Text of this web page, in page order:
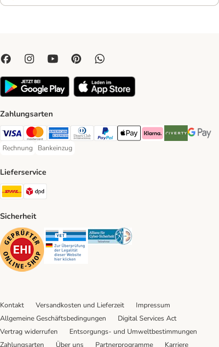
Zahlungsarten
Visa Payment Method
Mastercard Payment Method
American Express Payment Method
Diners Club Payment Method
PayPal Payment Method
Apple Pay Payment Method
Klarna Payment Method
Riverty Payment
Google
Rechnung
Rechnung Payment Method
Bankeinzug
Bankeinzug Payment Method
Lieferservice
DHL Shipping Method
Sicherheit
Security Security Security
Kontakt Versandkosten und Lieferzeit
Impressum
Allgemeine Geschäftsbedingungen
Digital Services Act
Vertrag widerrufen
Entsorgungs- und Umweltbestimmungen
Zahlungsarten
Über uns Partnerprogramme Karriere